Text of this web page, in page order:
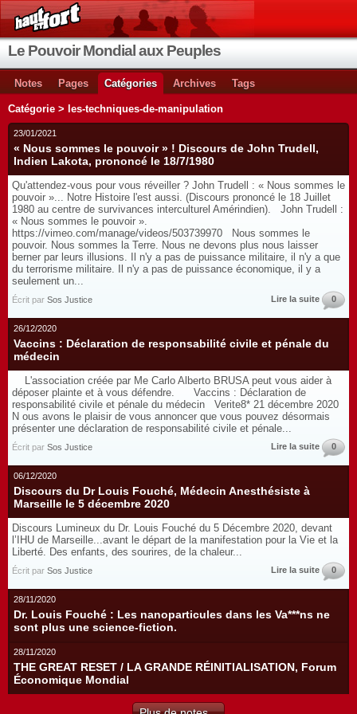
Le Pouvoir Mondial aux Peuples
Notes Pages Catégories Archives Tags
Catégorie > les-techniques-de-manipulation
23/01/2021
« Nous sommes le pouvoir » ! Discours de John Trudell,
Indien Lakota, prononcé le 18/7/1980
Qu'attendez-vous pour vous réveiller ? John Trudell : « Nous sommes le
pouvoir »... Notre Histoire l'est aussi. (Discours prononcé le 18 Juillet
1980 au centre de survivances interculturel Amérindien). John Trudell :
« Nous sommes le pouvoir ».
https://vimeo.com/manage/videos/503739970 Nous sommes le
pouvoir. Nous sommes la Terre. Nous ne devons plus nous laisser
berner par leurs illusions. Il n'y a pas de puissance militaire, il n'y a que
du terrorisme militaire. Il n'y a pas de puissance économique, il y a
seulement un...
Écrit par Sos Justice Lire la suite 0
26/12/2020
Vaccins : Déclaration de responsabilité civile et pénale du
médecin
L'association créée par Me Carlo Alberto BRUSA peut vous aider à
déposer plainte et à vous défendre. Vaccins : Déclaration de
responsabilité civile et pénale du médecin Verite8* 21 décembre 2020
N ous avons le plaisir de vous annoncer que vous pouvez désormais
présenter une déclaration de responsabilité civile et pénale...
Écrit par Sos Justice Lire la suite 0
06/12/2020
Discours du Dr Louis Fouché, Médecin Anesthésiste à
Marseille le 5 décembre 2020
Discours Lumineux du Dr. Louis Fouché du 5 Décembre 2020, devant
l’IHU de Marseille...avant le départ de la manifestation pour la Vie et la
Liberté. Des enfants, des sourires, de la chaleur...
Écrit par Sos Justice Lire la suite 0
28/11/2020
Dr. Louis Fouché : Les nanoparticules dans les Va***ns ne
sont plus une science-fiction.
28/11/2020
THE GREAT RESET / LA GRANDE RÉINITIALISATION, Forum
Économique Mondial